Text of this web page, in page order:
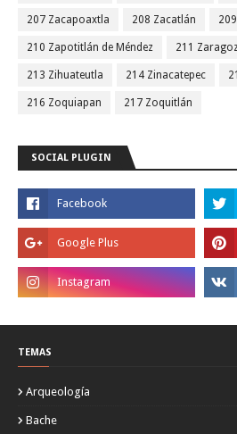
207 Zacapoaxtla 208 Zacatlán
210 Zapotitlán de Méndez 211
213 Zihuateutla 214 Zinacatepec
216 Zoquiapan 217 Zoquitlán
SOCIAL PLUGIN
TEMAS
Arqueología
Bache